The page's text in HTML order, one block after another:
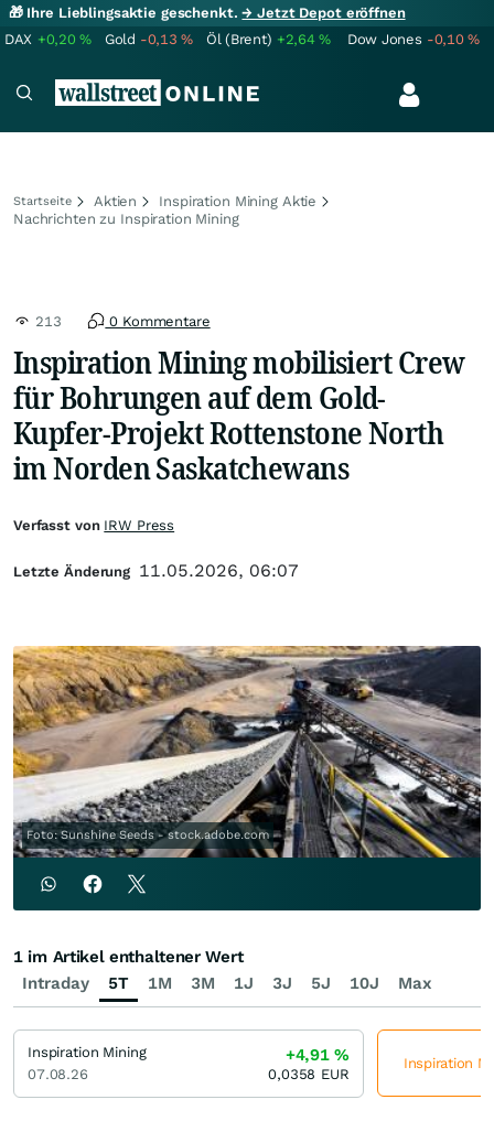
🎁 Ihre Lieblingsaktie geschenkt.→ Jetzt Depot eröffnen
DAX +0,20% Gold -0,13% Öl (Brent) +2,64% Dow Jones -0,10%
Startseite Aktien
Inspiration Mining Aktie
Nachrichten zu Inspiration Mining
213 0 Kommentare
Inspiration Mining mobilisiert Crew
für Bohrungen auf dem Gold-
Kupfer-Projekt Rottenstone North
im Norden Saskatchewans
Foto: Sunshine Seeds - stock.adobe.com
Verfasst von IRW Press
Letzte Änderung 11.05.2026, 06:07
Intraday 5T 1M 3M 1J 3J 5J 10J Max
1 im Artikel enthaltener Wert
Inspiration Mining
07.08.26
+4,91%
0,0358 EUR
Inspiration